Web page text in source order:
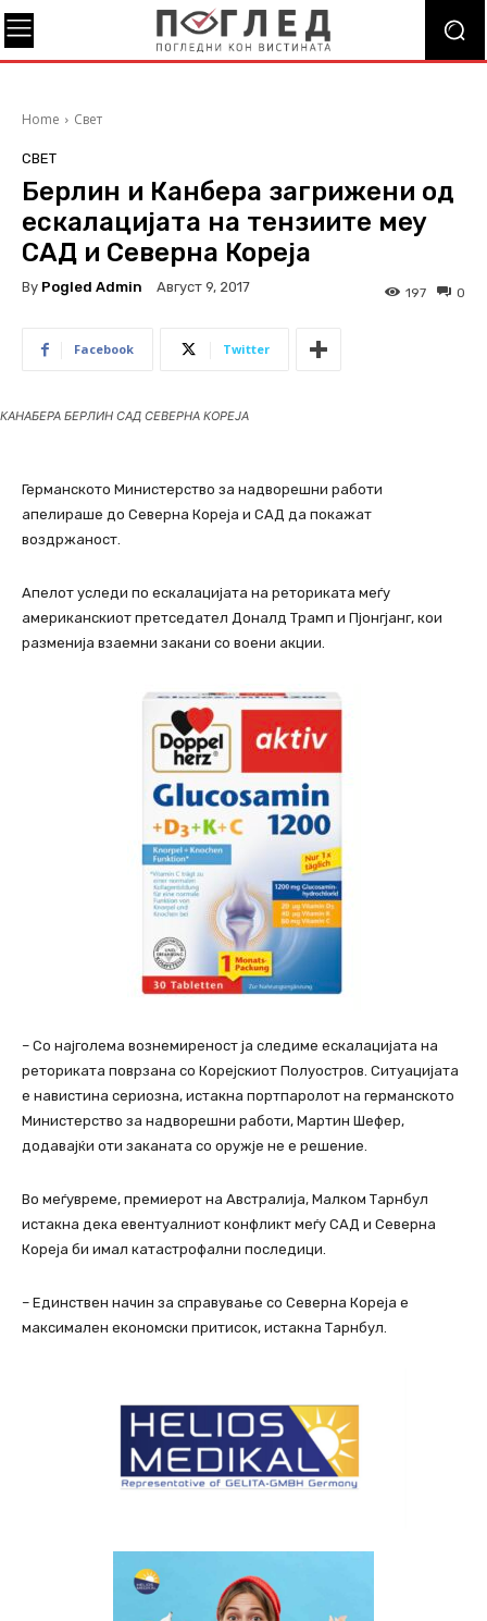
Home Свет
СВЕТ
Берлин и Канбера загрижени од
ескалацијата на тензиите меу
САД и Северна Кореја
By Pogled Admin Август 9, 2017 0
197
Facebook Twitter
КАНАБЕРА БЕРЛИН САД СЕВЕРНА КОРЕЈА
Германското Министерство за надворешни работи
апелираше до Северна Кореја и САД да покажат
воздржаност.
Апелот уследи по ескалацијата на реториката меѓу
американскиот претседател Доналд Трамп и Пјонгјанг, кои
разменија взаемни закани со воени акции.
– Со најголема вознемиреност ја следиме ескалацијата на
реториката поврзана со Корејскиот Полуостров. Ситуацијата
е навистина сериозна, истакна портпаролот на германското
Министерство за надворешни работи, Мартин Шефер,
додавајќи оти заканата со оружје не е решение.
Во меѓувреме, премиерот на Австралија, Малком Тарнбул
истакна дека евентуалниот конфликт меѓу САД и Северна
Кореја би имал катастрофални последици.
– Единствен начин за справување со Северна Кореја е
максимален економски притисок, истакна Тарнбул.